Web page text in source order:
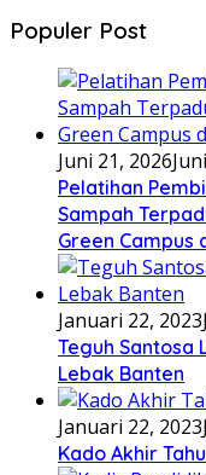
Populer Post
Juni 21, 2026
Pelatihan
Sampah
Green Campus
Januari 22, 2023
Teguh Santosa
Lebak Banten
Januari 22, 2023
Kado Akhir